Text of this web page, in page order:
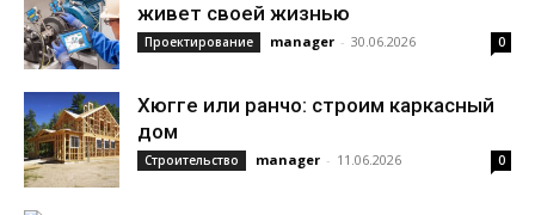
живет своей жизнью
Проектирование manager - 30.06.2026 0
Хюгге или ранчо: строим каркасный
дом
Строительство manager - 11.06.2026 0